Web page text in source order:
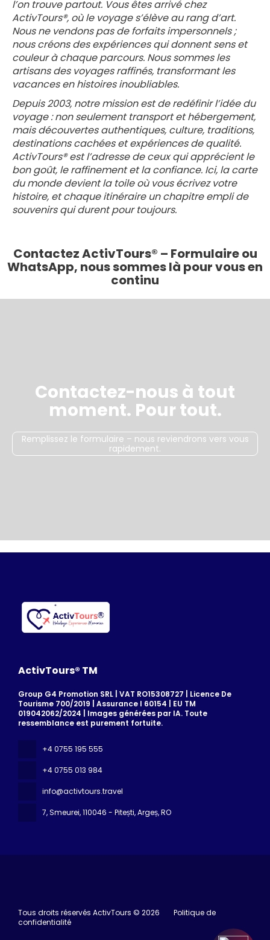
l’on trouve partout. Vous êtes arrivé chez
ActivTours®, où le voyage s’élève au rang d’art.
Nous ne vendons pas de forfaits impersonnels ;
nous créons des expériences qui donnent sens et
couleur à chaque parcours. Nous sommes les
artisans des voyages raffinés, transformant les
vacances en histoires inoubliables.
Depuis 2003, notre mission est de redéfinir l’idée du
voyage : non seulement transport et hébergement,
mais découvertes authentiques, culture, traditions,
destinations cachées et expériences de qualité.
ActivTours® est l’adresse de ceux qui apprécient le
bon goût, le raffinement et la confiance. Ici, la carte
du monde devient la toile où vous écrivez votre
histoire, et chaque itinéraire un chapitre empli de
souvenirs qui durent pour toujours.
Contactez ActivTours® – Formulaire ou
WhatsApp, nous sommes là pour vous en
continu
Contactez-nous à tout
moment. Pour tout.
Remplissez le formulaire – nous reviendrons vers vous
rapidement.
ActivTours® TM
Group G4 Promotion SRL | VAT RO15308727 | Licence De
Tourisme 700/2019 | Assurance I 60154 | EU TM
019042062/2024 | Images générées par IA. Toute
ressemblance est purement fortuite.
+4 0755 195 555
+4 0755 013 984
info@activtours.travel
7, Smeurei, 110046 - Pitești, Argeș, RO
Tous droits réservés ActivTours © 2026
Politique de
confidentialité